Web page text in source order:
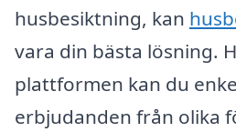
husbesiktning, kan
vara din bästa lösning.
plattformen kan du
erbjudanden från olika